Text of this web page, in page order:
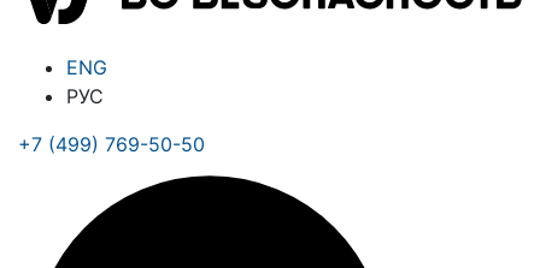
ENG
РУС
+7 (499) 769-50-50